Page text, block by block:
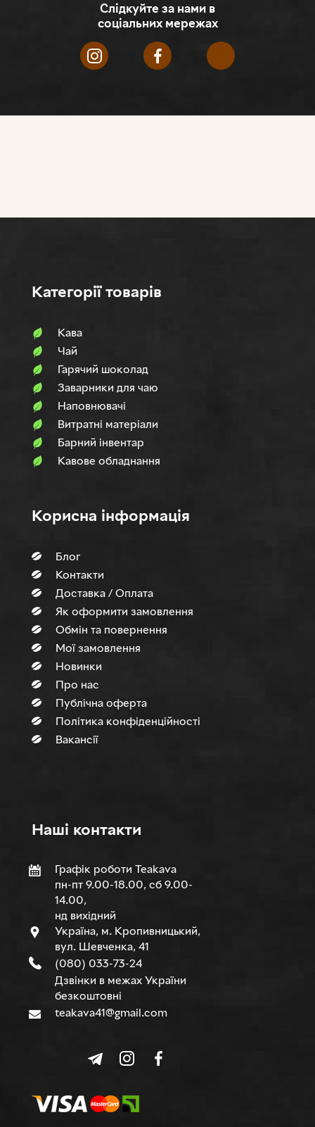
Слідкуйте за нами в
соціальних мережах
Категорії товарів
Кава
Чай
Гарячий шоколад
Заварники для чаю
Наповнювачi
Витратні матеріали
Барний інвентар
Кавове обладнання
Корисна інформація
Блог
Контакти
Доставка / Оплата
Як оформити замовлення
Обмін та повернення
Мої замовлення
Новинки
Про нас
Публічна оферта
Політика конфіденційності
Вакансії
Нашi контакти
Графік роботи Teakava
пн-пт 9.00-18.00, сб 9.00-
14.00,
нд вихідний
Україна, м. Кропивницький,
вул. Шевченка, 41
(080) 033-73-24
Дзвінки в межах України
безкоштовні
teakava41@gmail.com